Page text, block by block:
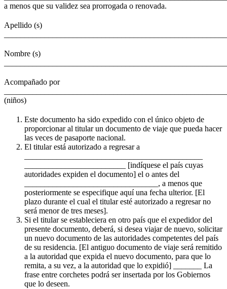
a menos que su validez sea prorrogada o renovada.
Apellido (s)
Nombre (s)
Acompañado por
(niños)
Este documento ha sido expedido con el único objeto de
proporcionar al titular un documento de viaje que pueda hacer
las veces de pasaporte nacional.
El titular está autorizado a regresar a
_________________________ [indíquese el país cuyas
autoridades expiden el documento] el o antes del
_________________________________, a menos que
posteriormente se especifique aquí una fecha ulterior. [El
plazo durante el cual el titular esté autorizado a regresar no
será menor de tres meses].
Si el titular se estableciera en otro país que el expedidor del
presente documento, deberá, si desea viajar de nuevo, solicitar
un nuevo documento de las autoridades competentes del país
de su residencia. [El antiguo documento de viaje será remitido
a la autoridad que expida el nuevo documento, para que lo
remita, a su vez, a la autoridad que lo expidió] _______ La
frase entre corchetes podrá ser insertada por los Gobiernos
que lo deseen.